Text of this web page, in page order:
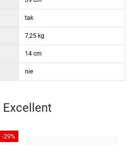
tak
7,25 kg
14 cm
nie
Excellent
-29%